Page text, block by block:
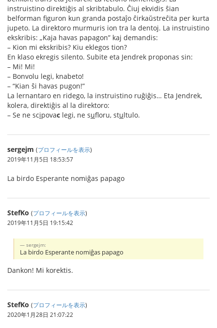
instruistino direktiĝis al skribtabulo. Ĉiuj ekvidis ŝian
belforman figuron kun granda postaĵo ĉirkaŭstreĉita per kurta
jupeto. La direktoro murmuris ion tra la dentoj. La instruistino
ekskribis: „Kaja havas papagon” kaj demandis:
– Kion mi ekskribis? Kiu eklegos tion?
En klaso ekregis silento. Subite eta Jendrek proponas sin:
– Mi! Mi!
– Bonvolu legi, knabeto!
– “Kian ŝi havas pugon!”
La lernantaro en ridego, la instruistino ruĝiĝis… Eta Jendrek,
kolera, direktiĝis al la direktoro:
– Se ne scipovac legi, ne sufloru, stultulo.
sergejm (プロフィールを表示)
2019年11月5日 18:53:57
La birdo Esperante nomiĝas papago
StefKo (プロフィールを表示)
2019年11月5日 19:15:42
sergejm:
La birdo Esperante nomiĝas papago
Dankon! Mi korektis.
StefKo (プロフィールを表示)
2020年1月28日 21:07:22